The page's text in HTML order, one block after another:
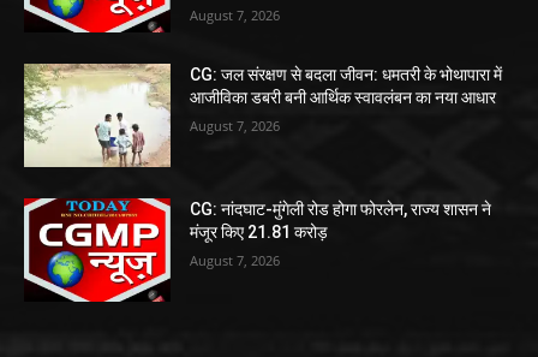
August 7, 2026
CG: जल संरक्षण से बदला जीवन: धमतरी के भोथापारा में
आजीविका डबरी बनी आर्थिक स्वावलंबन का नया आधार
August 7, 2026
CG: नांदघाट-मुंगेली रोड होगा फोरलेन, राज्य शासन ने
मंजूर किए 21.81 करोड़
August 7, 2026